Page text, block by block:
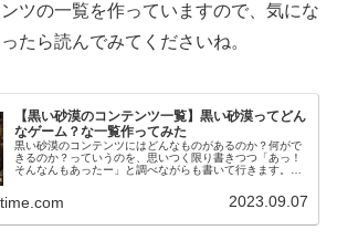
ツの一覧を作っていますので、気にな
たら読んでみてくださいね。
【黒い砂漠のコンテンツ一覧】黒い砂漠ってどん
なゲーム？な一覧作ってみた
黒い砂漠のコンテンツにはどんなものがあるのか？何がで
きるのか？っていうのを、思いつく限り書きつつ「あっ！
そんなんもあったー」と調べながらも書いて行きます。し
2023.09.07